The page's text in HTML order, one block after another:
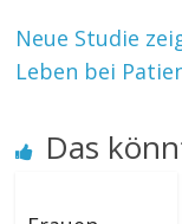
Neue Studie
Leben bei
Das